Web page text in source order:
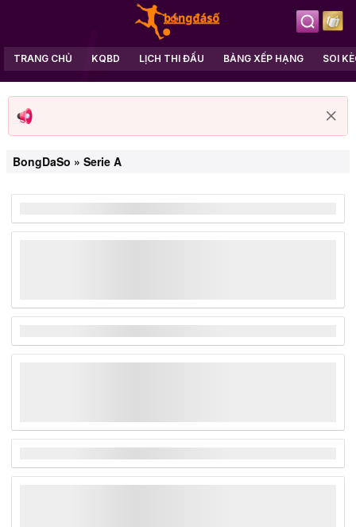
TRANG CHỦ KQBD LỊCH THI ĐẤU BẢNG XẾP HẠNG SOI
BongDaSo » Serie A